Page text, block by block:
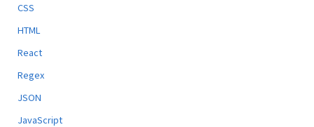
CSS
HTML
React
Regex
JSON
JavaScript